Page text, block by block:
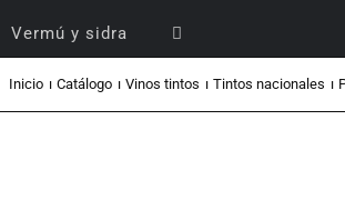
Vermú y sidra
Inicio Catálogo Vinos tintos Tintos nacionales